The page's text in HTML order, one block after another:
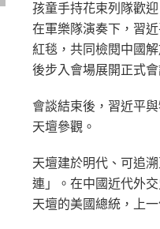
孩童手持花束列隊歡
在軍樂隊演奏下，習
紅毯，共同檢閱中國
後步入會場展開正式會
會談結束後，習近平
天壇參觀。
天壇建於明代、可追
連」。在中國近代外
天壇的美國總統，上